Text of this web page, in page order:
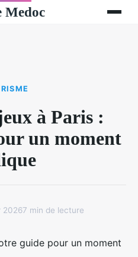
Medoc
à Paris :
un moment
20267 min de lecture